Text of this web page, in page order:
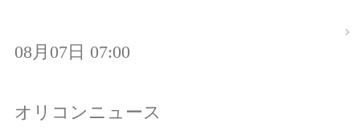
08月07日 07:00
オリコンニュース